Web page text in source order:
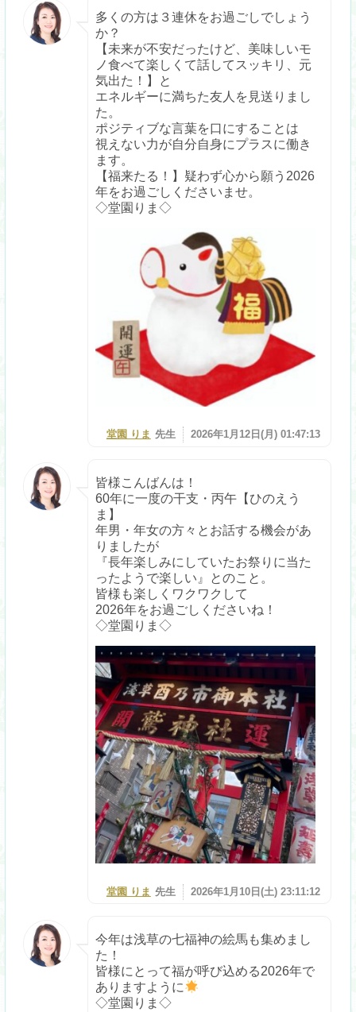
多くの方は３連休をお過ごしでしょう
か？
【未来が不安だったけど、美味しいモ
ノ食べて楽しくて話してスッキリ、元
気出た！】と
エネルギーに満ちた友人を見送りまし
た。
ポジティブな言葉を口にすることは
視えない力が自分自身にプラスに働き
ます。
【福来たる！】疑わず心から願う2026
年をお過ごしくださいませ。
◇堂園りま◇
堂園 りま 先生 2026年1月12日(月) 01:47:13
皆様こんばんは！
60年に一度の干支・丙午【ひのえう
ま】
年男・年女の方々とお話する機会があ
りましたが
『長年楽しみにしていたお祭りに当た
ったようで楽しい』とのこと。
皆様も楽しくワクワクして
2026年をお過ごしくださいね！
◇堂園りま◇
堂園 りま 先生 2026年1月10日(土) 23:11:12
今年は浅草の七福神の絵馬も集めまし
た！
皆様にとって福が呼び込める2026年で
ありますように
◇堂園りま◇